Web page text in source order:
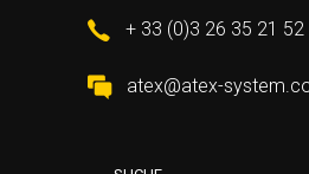
+ 33 (0)3 26 35 21 52
atex@atex-